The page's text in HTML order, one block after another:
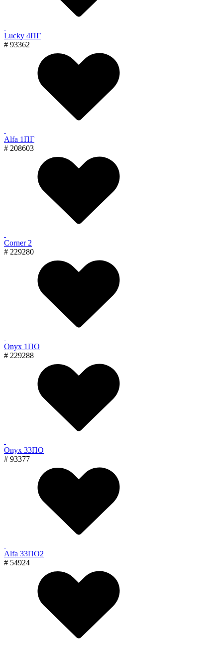
Lucky 4ПГ
# 93362
Alfa 1ПГ
# 208603
Corner 2
# 229280
Onyx 1ПО
# 229288
Onyx 33ПО
# 93377
Alfa 33ПО2
# 54924